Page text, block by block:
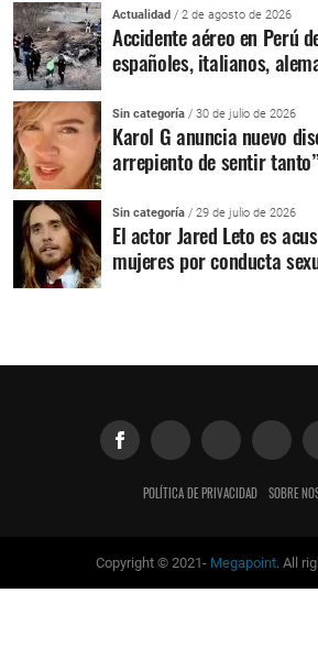
Actualidad / 2 de agosto de 2026
Accidente aéreo en Perú
españoles, italianos,
Sin categoría / 30 de julio de 2026
Karol G anuncia nuevo
arrepiento de sentir
Sin categoría / 29 de julio de 2026
El actor Jared Leto es
mujeres por conducta
POLÍTICA DE PRIVACIDAD SOBRE
Copyright © 2021- Megapoint. All